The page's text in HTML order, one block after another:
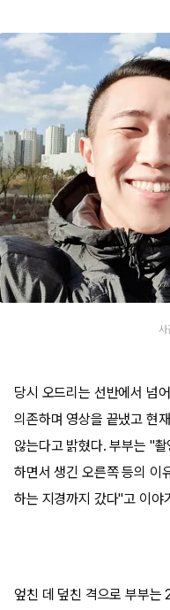
사
당시 오드리는 선반에서 넘
의존하며 영상을 끝냈고 현
않는다고 밝혔다. 부부는 "
하면서 생긴 오른쪽 등의 이
하는 지경까지 갔다"고 이야
엎친 데 덮친 격으로 부부는